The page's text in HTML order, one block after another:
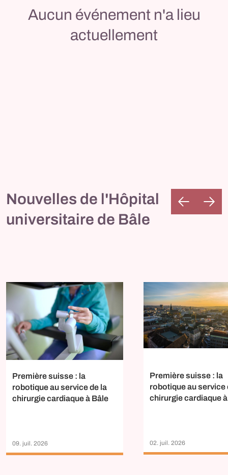
Aucun événement n'a lieu
actuellement
Nouvelles de l'Hôpital
universitaire de Bâle
Première suisse : la
robotique au service de la
chirurgie cardiaque à Bâle
09. juil. 2026
Première suisse : la
robotique au service
chirurgie cardiaque
02. juil. 2026